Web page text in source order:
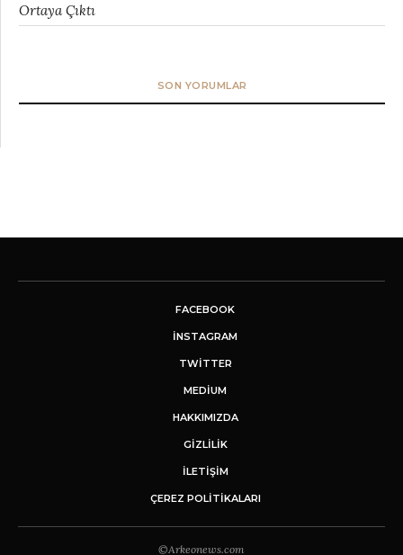
Ortaya Çıktı
SON YORUMLAR
FACEBOOK
INSTAGRAM
TWITTER
MEDIUM
HAKKIMIZDA
GİZLİLİK
İLETIŞIM
ÇEREZ POLITIKALARI
©Arkeonews.com